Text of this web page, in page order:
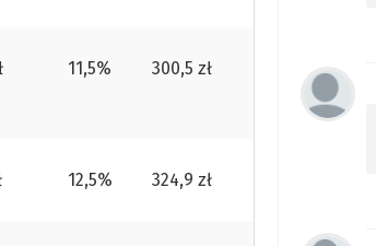
11,5% 300,5 zł
12,5% 324,9 zł